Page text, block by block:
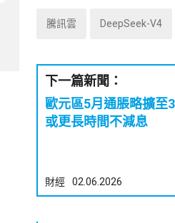
騰訊雲 DeepSeek-V4
下一篇新聞：
歐元區5月通脹略擴
或更長時間不減息
財經 02.06.2026